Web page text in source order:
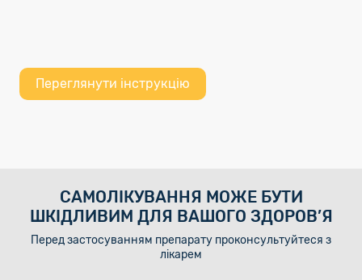
Переглянути інструкцію
САМОЛІКУВАННЯ МОЖЕ БУТИ
ШКІДЛИВИМ ДЛЯ ВАШОГО ЗДОРОВ’Я
Перед застосуванням препарату проконсультуйтеся з
лікарем